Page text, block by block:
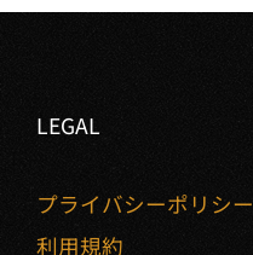
LEGAL
プライバシーポリシー
利用規約